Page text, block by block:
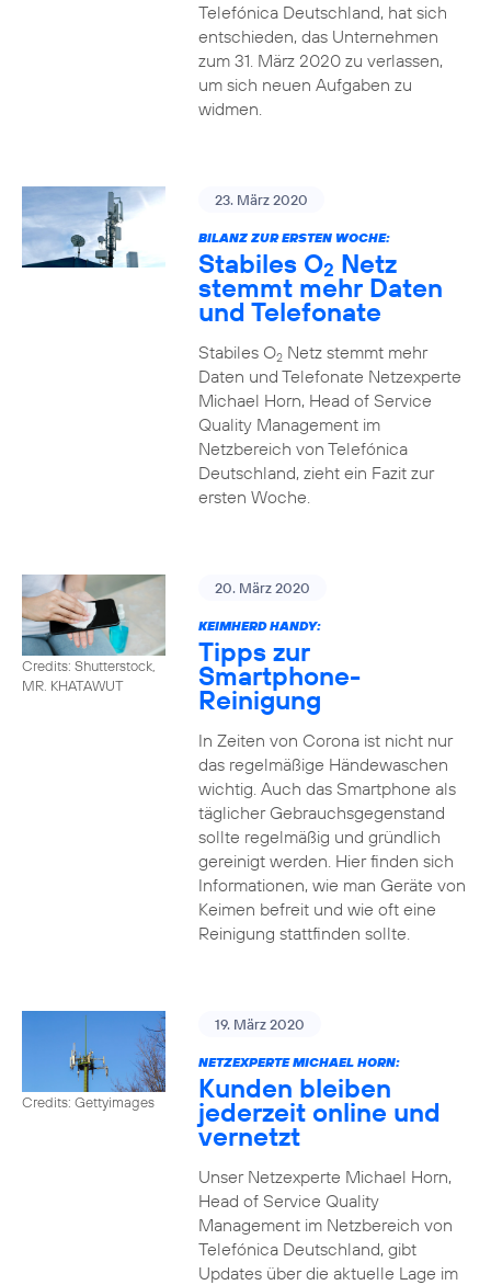
Telefónica Deutschland, hat sich
entschieden, das Unternehmen
zum 31. März 2020 zu verlassen,
um sich neuen Aufgaben zu
widmen.
23. März 2020
BILANZ ZUR ERSTEN WOCHE:
Stabiles O2 Netz
stemmt mehr Daten
und Telefonate
Stabiles O2Netz stemmt mehr
Daten und Telefonate Netzexperte
Michael Horn, Head of Service
Quality Management im
Netzbereich von Telefónica
Deutschland, zieht ein Fazit zur
ersten Woche.
Credits: Shutterstock,
MR. KHATAWUT
20. März 2020
KEIMHERD HANDY:
Tipps zur
Smartphone-
Reinigung
In Zeiten von Corona ist nicht nur
das regelmäßige Händewaschen
wichtig. Auch das Smartphone als
täglicher Gebrauchsgegenstand
sollte regelmäßig und gründlich
gereinigt werden. Hier finden sich
Informationen, wie man Geräte von
Keimen befreit und wie oft eine
Reinigung stattfinden sollte.
Credits: Gettyimages
19. März 2020
NETZEXPERTE MICHAEL HORN:
Kunden bleiben
jederzeit online und
vernetzt
Unser Netzexperte Michael Horn,
Head of Service Quality
Management im Netzbereich von
Telefónica Deutschland, gibt
Updates über die aktuelle Lage im